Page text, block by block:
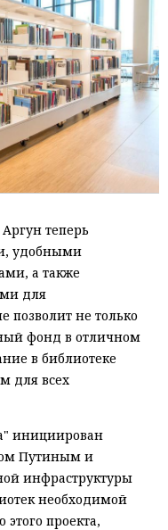
теперь
удобными
а также
для
позволит не только
фонд в отличном
в библиотеке
для всех
инициирован
Путиным и
инфраструктуры
необходимой
проекта,